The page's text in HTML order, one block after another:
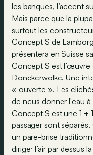
les banques, l’accent
Mais parce que la
surtout les
Concept S de
présentera en Suisse
Concept S est
Donckerwolke. Une
« ouverte ». Les
de nous donner l'eau
Concept S est une 1 +
passager sont séparés.
un pare-brise
diriger l’air par dessus